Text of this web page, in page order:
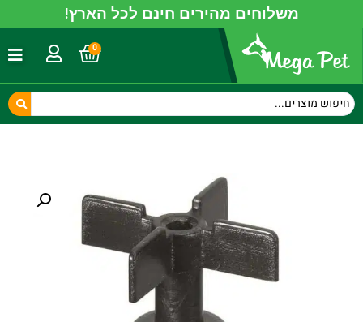
משלוחים מהירים חינם לכל הארץ!
0